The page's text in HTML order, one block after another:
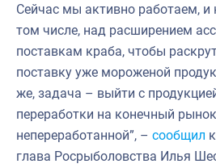
Сейчас мы активно работаем,
том числе, над расширением
поставкам краба, чтобы
поставку уже мороженой
же, задача – выйти с
переработки на конечный
непереработанной”, – сообщил
глава Росрыболовства Илья